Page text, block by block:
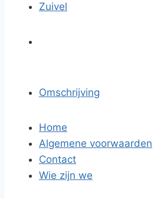
Zuivel
Omschrijving
Home
Algemene voorwaarden
Contact
Wie zijn we